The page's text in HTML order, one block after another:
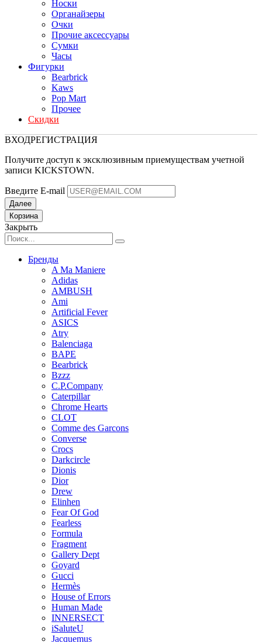
Носки
Органайзеры
Очки
Прочие аксессуары
Сумки
Часы
Фигурки
Bearbrick
Kaws
Pop Mart
Прочее
Скидки
ВХОДРЕГИСТРАЦИЯ
Получите доступ к эксклюзивным приемуществам учетной
записи KICKSTOWN.
Введите E-mail
Далее
Корзина
Закрыть
Бренды
A Ma Maniere
Adidas
AMBUSH
Ami
Artificial Fever
ASICS
Atry
Balenciaga
BAPE
Bearbrick
Bzzz
C.P.Company
Caterpillar
Chrome Hearts
CLOT
Comme des Garcons
Converse
Crocs
Darkcircle
Dionis
Dior
Drew
Elinhen
Fear Of God
Fearless
Formula
Fragment
Gallery Dept
Goyard
Gucci
Hermès
House of Errors
Human Made
INNERSECT
iSaluteU
Jacquemus